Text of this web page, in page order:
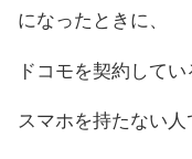
になったときに、
ドコモを契約して
スマホを持たない人